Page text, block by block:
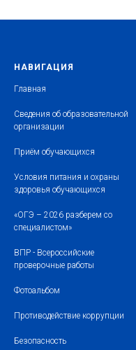
НАВИГАЦИЯ
Главная
Сведения об образовательной
организации
Приём обучающихся
Условия питания и охраны
здоровья обучающихся
«ОГЭ – 2026 разберем со
специалистом»
ВПР - Всероссийские
проверочные работы
Фотоальбом
Противодействие коррупции
Безопасность